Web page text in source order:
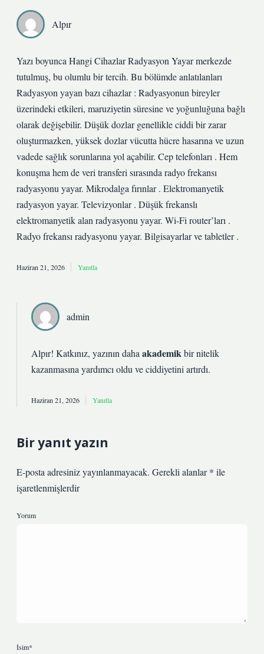
Alpır
Yazı boyunca Hangi Cihazlar Radyasyon Yayar merkezde
tutulmuş, bu olumlu bir tercih. Bu bölümde anlatılanları
Radyasyon yayan bazı cihazlar : Radyasyonun bireyler
üzerindeki etkileri, maruziyetin süresine ve yoğunluğuna bağlı
olarak değişebilir. Düşük dozlar genellikle ciddi bir zarar
oluşturmazken, yüksek dozlar vücutta hücre hasarına ve uzun
vadede sağlık sorunlarına yol açabilir. Cep telefonları . Hem
konuşma hem de veri transferi sırasında radyo frekansı
radyasyonu yayar. Mikrodalga fırınlar . Elektromanyetik
radyasyon yayar. Televizyonlar . Düşük frekanslı
elektromanyetik alan radyasyonu yayar. Wi-Fi router’ları .
Radyo frekansı radyasyonu yayar. Bilgisayarlar ve tabletler .
Haziran 21, 2026 Yanıtla
admin
Alpır! Katkınız, yazının daha akademikbir nitelik
kazanmasına yardımcı oldu veciddiyetini artırdı.
Haziran 21, 2026 Yanıtla
Bir yanıt yazın
E-posta adresiniz yayınlanmayacak. Gerekli alanlar* ile
işaretlenmişlerdir
Yorum
İsim*